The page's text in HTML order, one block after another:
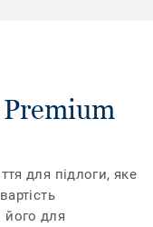
для підлоги, яке
для